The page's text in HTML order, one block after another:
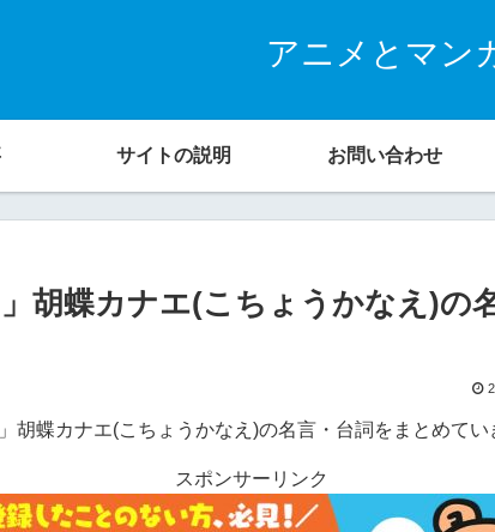
アニメとマン
サイトの説明 お問い合わせ
」胡蝶カナエ(こちょうかなえ)の
胡蝶カナエ(こちょうかなえ)の名言・台詞をまとめてい
スポンサーリンク